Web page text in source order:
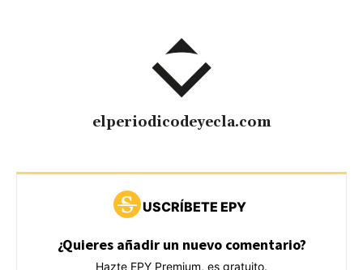
elperiodicodeyecla.com
USCRÍBETE EPY
¿Quieres añadir un nuevo comentario?
Hazte EPY Premium, es gratuito.